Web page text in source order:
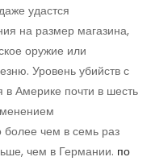
удастся
на размер магазина,
оружие или
Уровень убийств с
в Америке почти в шесть
более чем в семь раз
чем в Германии. по